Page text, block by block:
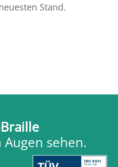
Stand.
sehen.